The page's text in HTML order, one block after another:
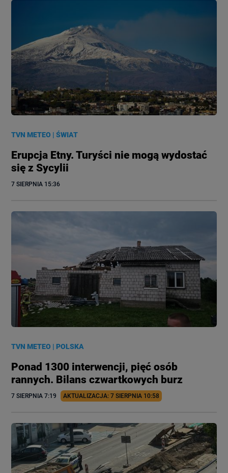
TVN METEO |ŚWIAT
Erupcja Etny. Turyści nie mogą wydostać
się z Sycylii
7 SIERPNIA 15:36
TVN METEO |POLSKA
Ponad 1300 interwencji, pięć osób
rannych. Bilans czwartkowych burz
7 SIERPNIA 7:19 AKTUALIZACJA: 7 SIERPNIA 10:58